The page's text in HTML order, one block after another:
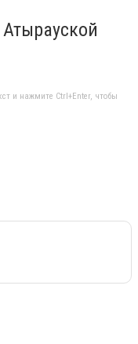
и нажмите Ctrl+Enter, чтобы